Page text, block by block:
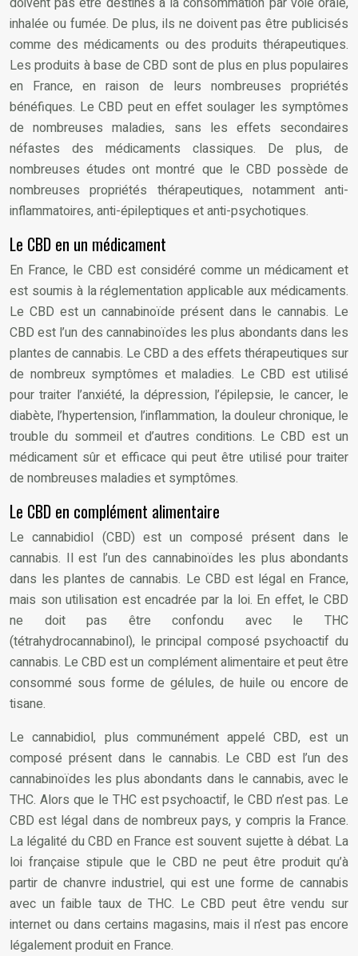
inhalée ou fumée. De plus, ils ne doivent pas être publicisés
comme des médicaments ou des produits thérapeutiques.
Les produits à base de CBD sont de plus en plus populaires
en France, en raison de leurs nombreuses propriétés
bénéfiques. Le CBD peut en effet soulager les symptômes
de nombreuses maladies, sans les effets secondaires
néfastes des médicaments classiques. De plus, de
nombreuses études ont montré que le CBD possède de
nombreuses propriétés thérapeutiques, notamment anti-
inflammatoires, anti-épileptiques et anti-psychotiques.
Le CBD en un médicament
En France, le CBD est considéré comme un médicament et
est soumis à la réglementation applicable aux médicaments.
Le CBD est un cannabinoïde présent dans le cannabis. Le
CBD est l’un des cannabinoïdes les plus abondants dans les
plantes de cannabis. Le CBD a des effets thérapeutiques sur
de nombreux symptômes et maladies. Le CBD est utilisé
pour traiter l’anxiété, la dépression, l’épilepsie, le cancer, le
diabète, l’hypertension, l’inflammation, la douleur chronique, le
trouble du sommeil et d’autres conditions. Le CBD est un
médicament sûr et efficace qui peut être utilisé pour traiter
de nombreuses maladies et symptômes.
Le CBD en complément alimentaire
Le cannabidiol (CBD) est un composé présent dans le
cannabis. Il est l’un des cannabinoïdes les plus abondants
dans les plantes de cannabis. Le CBD est légal en France,
mais son utilisation est encadrée par la loi. En effet, le CBD
ne doit pas être confondu avec le THC
(tétrahydrocannabinol), le principal composé psychoactif du
cannabis. Le CBD est un complément alimentaire et peut être
consommé sous forme de gélules, de huile ou encore de
tisane.
Le cannabidiol, plus communément appelé CBD, est un
composé présent dans le cannabis. Le CBD est l’un des
cannabinoïdes les plus abondants dans le cannabis, avec le
THC. Alors que le THC est psychoactif, le CBD n’est pas. Le
CBD est légal dans de nombreux pays, y compris la France.
La légalité du CBD en France est souvent sujette à débat. La
loi française stipule que le CBD ne peut être produit qu’à
partir de chanvre industriel, qui est une forme de cannabis
avec un faible taux de THC. Le CBD peut être vendu sur
internet ou dans certains magasins, mais il n’est pas encore
légalement produit en France.